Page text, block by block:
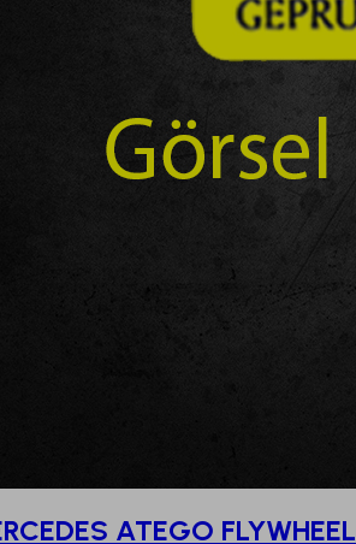
ATEGO FLYWHEEL